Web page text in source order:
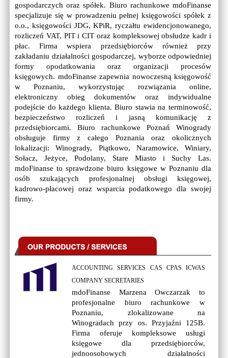
gospodarczych oraz spółek. Biuro rachunkowe mdoFinanse
specjalizuje się w prowadzeniu pełnej księgowości spółek z
o.o., księgowości JDG, KPiR, ryczałtu ewidencjonowanego,
rozliczeń VAT, PIT i CIT oraz kompleksowej obsłudze kadr i
płac. Firma wspiera przedsiębiorców również przy
zakładaniu działalności gospodarczej, wyborze odpowiedniej
formy opodatkowania oraz organizacji procesów
księgowych. mdoFinanse zapewnia nowoczesną księgowość
w Poznaniu, wykorzystując rozwiązania online,
elektroniczny obieg dokumentów oraz indywidualne
podejście do każdego klienta. Biuro stawia na terminowość,
bezpieczeństwo rozliczeń i jasną komunikację z
przedsiębiorcami. Biuro rachunkowe Poznań Winogrady
obsługuje firmy z całego Poznania oraz okolicznych
lokalizacji: Winogrady, Piątkowo, Naramowice, Winiary,
Sołacz, Jeżyce, Podolany, Stare Miasto i Suchy Las.
mdoFinanse to sprawdzone biuro księgowe w Poznaniu dla
osób szukających profesjonalnej obsługi księgowej,
kadrowo-płacowej oraz wsparcia podatkowego dla swojej
firmy.
ACCOUNTING SERVICES CAS CPAS ICWAS
COMPANY SECRETARIES
mdoFinanse Marzena Owczarzak to
profesjonalne biuro rachunkowe w
Poznaniu, zlokalizowane na
Winogradach przy os. Przyjaźni 125B.
Firma oferuje kompleksowe usługi
księgowe dla przedsiębiorców,
jednoosobowych działalności